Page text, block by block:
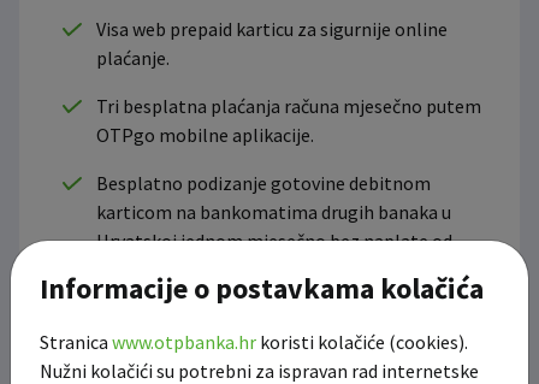
Visa web prepaid karticu za sigurnije online
plaćanje.
Tri besplatna plaćanja računa mjesečno putem
OTPgo mobilne aplikacije.
Besplatno podizanje gotovine debitnom
karticom na bankomatima drugih banaka u
Hrvatskoj jednom mjesečno bez naplate od
mobilnoj aplikaciji.
Informacije o postavkama kolačića
Stranica www.otpbanka.hr koristi kolačiće (cookies).
Nužni kolačići su potrebni za ispravan rad internetske